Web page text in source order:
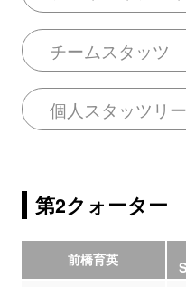
チームスタッツ
個人スタッツリ
第2クォーター
前橋育英